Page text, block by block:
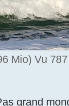
Mio) Vu
grand